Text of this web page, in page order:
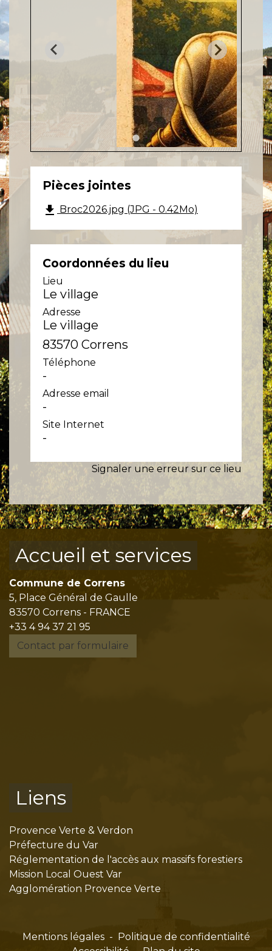
Pièces jointes
file_download Broc2026.jpg (JPG - 0.42Mo)
Coordonnées du lieu
Lieu
Le village
Adresse
Le village
83570 Correns
Téléphone
-
Adresse email
-
Site Internet
-
Signaler une erreur sur ce lieu
Accueil et services
Commune de Correns
5, Place Général de Gaulle
83570 Correns - FRANCE
+33 4 94 37 21 95
Contact par formulaire
Liens
Provence Verte & Verdon
Préfecture du Var
Réglementation de l'accès aux massifs forestiers
Mission Local Ouest Var
Agglomération Provence Verte
Mentions légales - Politique de confidentialité